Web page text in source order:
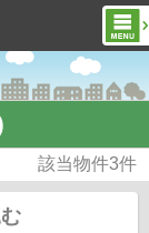
該当物件3件